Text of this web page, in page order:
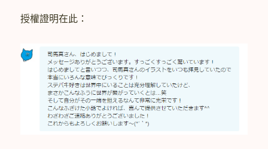
授權證明在此：